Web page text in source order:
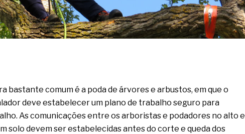
bastante comum é a poda de árvores e arbustos, em que o
deve estabelecer um plano de trabalho seguro para
As comunicações entre os arboristas e podadores no alto e
solo devem ser estabelecidas antes do corte e queda dos